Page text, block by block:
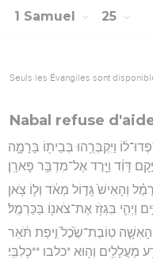
1 Samuel 25
Seuls les Évangiles sont
Nabal refuse
וַיִּקְבְּרֻ֥הוּ בְּבֵית֖וֹ בָּרָמָ֑ה
דָּוִ֔ד וַיֵּ֖רֶד אֶל־מִדְבַּ֥ר פָּארָֽן׃
וְהָאִישׁ֙ גָּד֣וֹל מְאֹ֔ד וְל֛וֹ צֹ֥אן
וַיְהִ֛י בִּגְזֹ֥ז אֶת־צֹאנ֖וֹ בַּכַּרְמֶֽל׃
טֽוֹבַת־שֶׂ֙כֶל֙ וִ֣יפַת תֹּ֔אַר
מַעֲלָלִ֖ים וְה֥וּא *כלבו **כָלִבִּֽי׃